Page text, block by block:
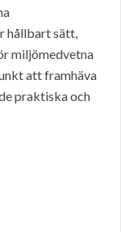
hållbart sätt,
miljömedvetna
att framhäva
praktiska och